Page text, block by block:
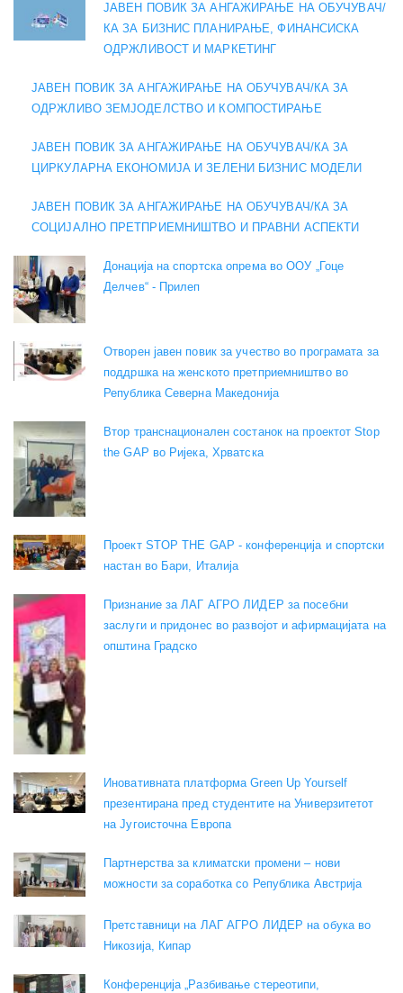
ЈАВЕН ПОВИК ЗА АНГАЖИРАЊЕ НА ОБУЧУВАЧ/
КА ЗА БИЗНИС ПЛАНИРАЊЕ, ФИНАНСИСКА
ОДРЖЛИВОСТ И МАРКЕТИНГ
ЈАВЕН ПОВИК ЗА АНГАЖИРАЊЕ НА ОБУЧУВАЧ/КА ЗА
ОДРЖЛИВО ЗЕМЈОДЕЛСТВО И КОМПОСТИРАЊЕ
ЈАВЕН ПОВИК ЗА АНГАЖИРАЊЕ НА ОБУЧУВАЧ/КА ЗА
ЦИРКУЛАРНА ЕКОНОМИЈА И ЗЕЛЕНИ БИЗНИС МОДЕЛИ
ЈАВЕН ПОВИК ЗА АНГАЖИРАЊЕ НА ОБУЧУВАЧ/КА ЗА
СОЦИЈАЛНО ПРЕТПРИЕМНИШТВО И ПРАВНИ АСПЕКТИ
Донација на спортска опрема во ООУ „Гоце
Делчев“ - Прилеп
Отворен јавен повик за учество во програмата за
поддршка на женското претприемништво во
Република Северна Македонија
Втор транснационален состанок на проектот Stop
the GAP во Ријека, Хрватска
Проект STOP THE GAP - конференција и спортски
настан во Бари, Италија
Признание за ЛАГ АГРО ЛИДЕР за посебни
заслуги и придонес во развојот и афирмацијата на
општина Градско
Иновативната платформа Green Up Yourself
презентирана пред студентите на Универзитетот
на Југоисточна Европа
Партнерства за климатски промени – нови
можности за соработка со Република Австрија
Претставници на ЛАГ АГРО ЛИДЕР на обука во
Никозија, Кипар
Конференција „Разбивање стереотипи,